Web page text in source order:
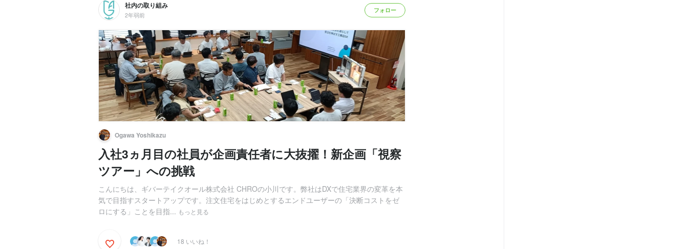
社内の取り組み
2年弱前
フォロー
Ogawa Yoshikazu
入社3ヵ月目の社員が企画責任者に大抜擢！新企画「視察
ツアー」への挑戦
こんにちは、ギバーテイクオール株式会社 CHROの小川です。弊社はDXで住宅業界の変革を本
気で目指すスタートアップです。注文住宅をはじめとするエンドユーザーの「決断コストをゼ
ロにする」ことを目指... もっと見る
18 いいね！